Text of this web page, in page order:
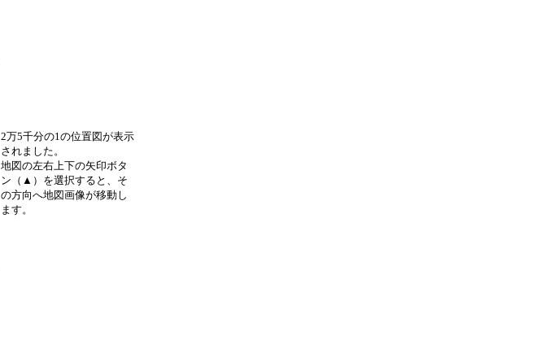
2万5千分の1の位置図が表示
されました。
地図の左右上下の矢印ボタ
ン（▲）を選択すると、そ
の方向へ地図画像が移動し
ます。